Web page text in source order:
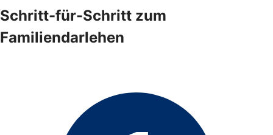
Schritt-für-Schritt zum
Familiendarlehen